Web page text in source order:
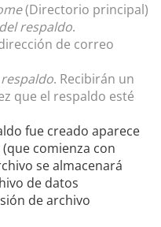
(Directorio principal)
respaldo.
de correo
. Recibirán un
que el respaldo esté
fue creado aparece
comienza con
se almacenará
de datos
de archivo